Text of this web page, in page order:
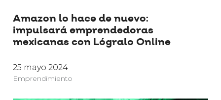
Amazon lo hace de nuevo:
impulsará emprendedoras
mexicanas con Lógralo Online
25 mayo 2024
Emprendimiento